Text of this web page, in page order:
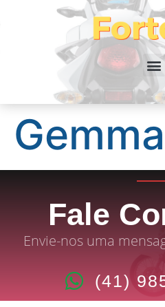
Gemma
Fale
Envie-nos uma
(41)